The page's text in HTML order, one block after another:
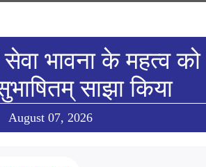
भावना के महत्व को
साझा किया
August 07, 2026